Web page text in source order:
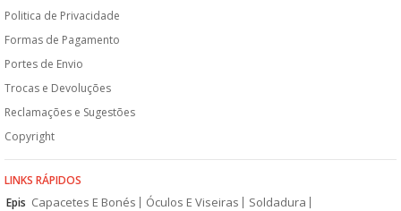
Politica de Privacidade
Formas de Pagamento
Portes de Envio
Trocas e Devoluções
Reclamações e Sugestões
Copyright
LINKS RÁPIDOS
Epis Capacetes E Bonés Óculos E Viseiras
Soldadura